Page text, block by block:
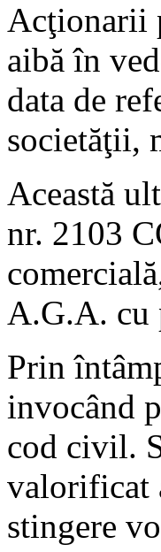
Acţionarii
aibă în
data de
societăţii,
Această
nr. 2103
A.G.A. cu
Prin
invocând
cod civil.
valorificat
stingere